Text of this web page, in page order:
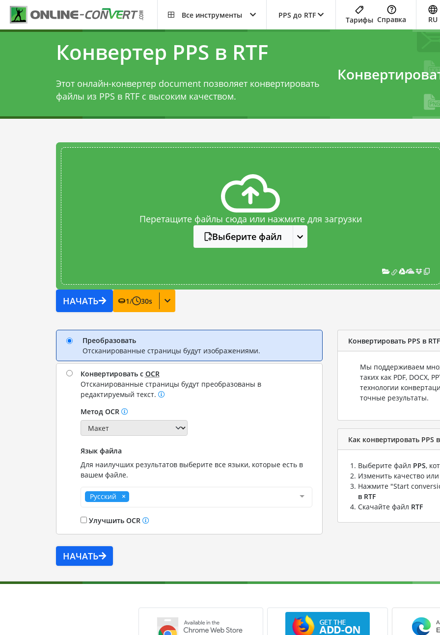
Все инструменты PPS до RTF
Тарифы Справка RU
Конвертер PPS в RTF
Этот онлайн-конвертер document позволяет конвертировать
файлы из PPS в RTF с высоким качеством.
Перетащите файлы сюда или нажмите для загрузки
Выберите файл
НАЧАТЬ 1/ 30s
Преобразовать
Отсканированные страницы будут изображениями.
Конвертировать с OCR
Отсканированные страницы будут преобразованы в
редактируемый текст.
Метод OCR
Язык файла
Для наилучших результатов выберите все языки, которые есть в
вашем файле.
Русский
Улучшить OCR
НАЧАТЬ
Конвертировать PPS в RTF
Мы поддерживаем
таких как PDF, DOCX,
технологии
точные результаты.
Как конвертировать PPS
Выберите файл PPS,
Изменить качество
Нажмите "Start
в RTF
Скачайте файл RTF